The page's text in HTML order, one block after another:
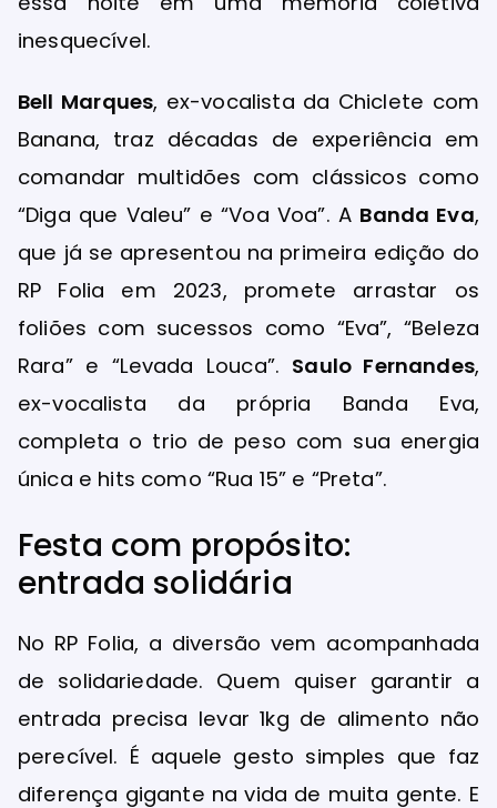
inesquecível.
Bell Marques, ex-vocalista da Chiclete com
Banana, traz décadas de experiência em
comandar multidões com clássicos como
“Diga que Valeu” e “Voa Voa”. A Banda Eva,
que já se apresentou na primeira edição do
RP Folia em 2023, promete arrastar os
foliões com sucessos como “Eva”, “Beleza
Rara” e “Levada Louca”. Saulo Fernandes,
ex-vocalista da própria Banda Eva,
completa o trio de peso com sua energia
única e hits como “Rua 15” e “Preta”.
Festa com propósito:
entrada solidária
No RP Folia, a diversão vem acompanhada
de solidariedade. Quem quiser garantir a
entrada precisa levar 1kg de alimento não
perecível. É aquele gesto simples que faz
diferença gigante na vida de muita gente. E